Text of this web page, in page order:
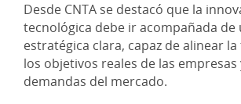
Desde CNTA se destacó que la
tecnológica debe ir acompañada de
estratégica clara, capaz de alinear
los objetivos reales de las empresas
demandas del mercado.